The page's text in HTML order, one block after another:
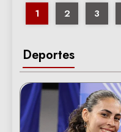
Deportes
1 2 3